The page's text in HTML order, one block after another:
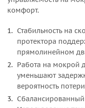
комфорт.
Стабильность на
протектора
прямолинейном
Работа на мокрой
уменьшают
вероятность
Сбалансированный